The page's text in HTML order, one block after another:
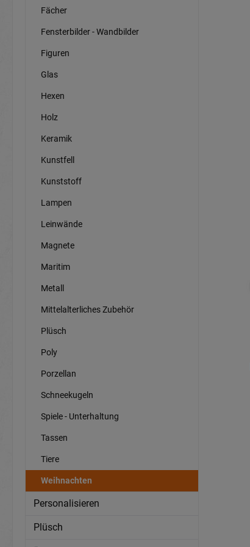
Fächer
Fensterbilder - Wandbilder
Figuren
Glas
Hexen
Holz
Keramik
Kunstfell
Kunststoff
Lampen
Leinwände
Magnete
Maritim
Metall
Mittelalterliches Zubehör
Plüsch
Poly
Porzellan
Schneekugeln
Spiele - Unterhaltung
Tassen
Tiere
Weihnachten
Personalisieren
Plüsch